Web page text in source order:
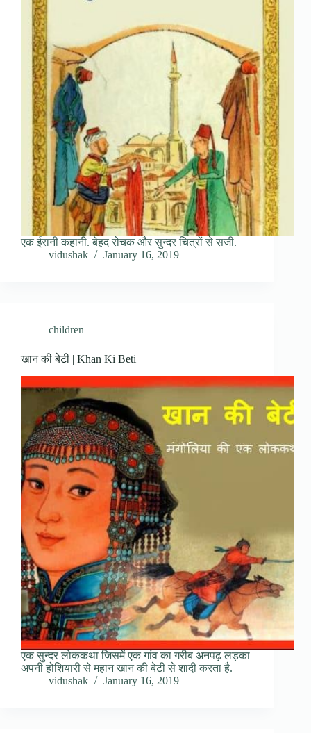
एक ईरानी कहानी. बेहद रोचक और सुन्दर चित्रों से सजी.
vidushak
January 16, 2019
children
खान की बेटी | Khan Ki Beti
एक सुन्दर लोककथा जिसमें एक गांव का गरीब अनपढ़ लड़का
अपनी होशियारी से महान खान की बेटी से शादी करता है.
vidushak
January 16, 2019